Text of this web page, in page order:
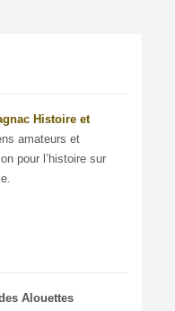
Histoire et
amateurs et
pour l’histoire sur
Alouettes